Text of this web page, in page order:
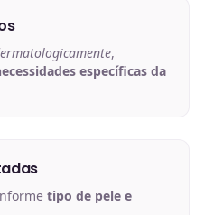
,
específicas da
tipo de pele e